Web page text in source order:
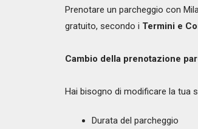
Prenotare un parcheggio con
gratuito, secondo i Termini e
Cambio della prenotazione
Hai bisogno di modificare la tua
Durata del parcheggio